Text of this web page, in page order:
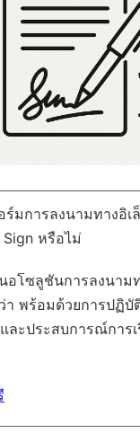
ร์มการลงนามทางอิ
หรือไม่
อโซลูชันการลงนาม
า พร้อมด้วยการปฏิบั
ละประสบการณ์การ